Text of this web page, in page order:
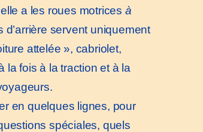
a les roues motrices à
servent uniquement
attelée », cabriolet,
la fois à la traction et à la
en quelques lignes, pour
spéciales, quels